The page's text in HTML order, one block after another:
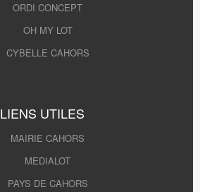
ORDI CONCEPT
OH MY LOT
CYBELLE CAHORS
LIENS UTILES
MAIRIE CAHORS
MEDIALOT
PAYS DE CAHORS